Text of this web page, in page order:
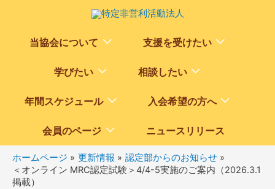
当協会について
Toggle
支援を受けたい
学びたい
Toggle
相談したい
Toggle
年間スケジュール 入会希望の方へ
会員のページ Menu
Toggle
ニュースリリース
ホームページ 更新情報
認定部からのお知らせ
＜オンライン MRC認定試験＞4/4-5実施のご案内（2026.3.1
掲載）